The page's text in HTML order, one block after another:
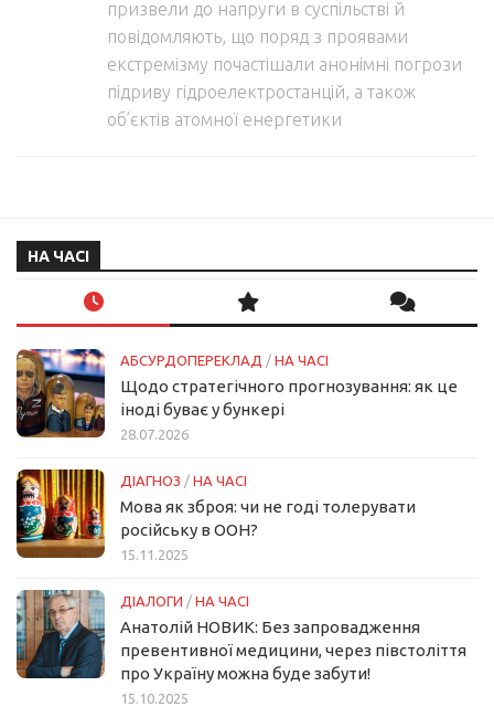
призвели до напруги в суспільстві й
повідомляють, що поряд з проявами
екстремізму почастішали анонімні погрози
підриву гідроелектростанцій, а також
об’єктів атомної енергетики
НА ЧАСІ
АБСУРДОПЕРЕКЛАД / НА ЧАСІ
Щодо стратегічного прогнозування: як це
іноді буває у бункері
28.07.2026
ДІАГНОЗ / НА ЧАСІ
Мова як зброя: чи не годі толерувати
російську в ООН?
15.11.2025
ДІАЛОГИ / НА ЧАСІ
Анатолій НОВИК: Без запровадження
превентивної медицини, через півстоліття
про Україну можна буде забути!
15.10.2025